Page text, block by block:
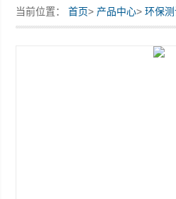
当前位置：首页> 产品中心>环保